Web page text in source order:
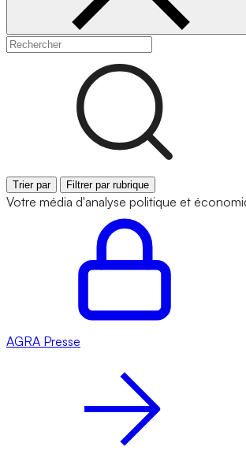
Trier par Filtrer par rubrique
Votre média d'analyse politique et
AGRA Presse